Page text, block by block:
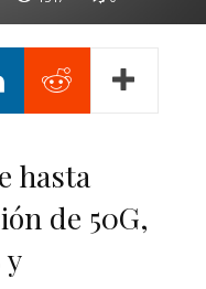
hasta
de 50G,